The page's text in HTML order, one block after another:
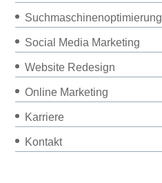
Suchmaschinenoptimierung
Social Media Marketing
Website Redesign
Online Marketing
Karriere
Kontakt